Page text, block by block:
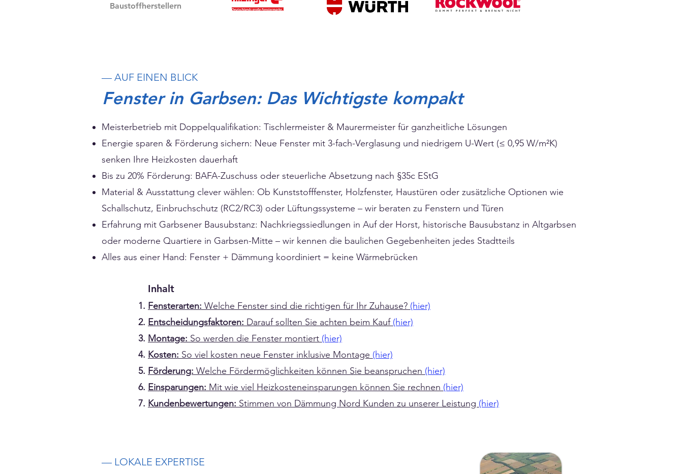
Baustoffherstellern
— AUF EINEN BLICK
Fenster in Garbsen: Das Wichtigste kompakt
Meisterbetrieb mit Doppelqualifikation: Tischlermeister & Maurermeister für ganzheitliche Lösungen
Energie sparen & Förderung sichern: Neue Fenster mit 3-fach-Verglasung und niedrigem U-Wert (≤ 0,95 W/m²K)
senken Ihre Heizkosten dauerhaft
Bis zu 20% Förderung: BAFA-Zuschuss oder steuerliche Absetzung nach §35c EStG
Material & Ausstattung clever wählen: Ob Kunststofffenster, Holzfenster, Haustüren oder zusätzliche Optionen wie
Schallschutz, Einbruchschutz (RC2/RC3) oder Lüftungssysteme – wir beraten zu Fenstern und Türen
Erfahrung mit Garbsener Bausubstanz: Nachkriegssiedlungen in Auf der Horst, historische Bausubstanz in Altgarbsen
oder moderne Quartiere in Garbsen-Mitte – wir kennen die baulichen Gegebenheiten jedes Stadtteils
Alles aus einer Hand: Fenster + Dämmung koordiniert = keine Wärmebrücken
Inhalt
Fensterarten: Welche Fenster sind die richtigen für Ihr Zuhause? (hier)
Entscheidungsfaktoren: Darauf sollten Sie achten beim Kauf (hier)
Montage: So werden die Fenster montiert (hier)
Kosten: So viel kosten neue Fenster inklusive Montage (hier)
Förderung: Welche Fördermöglichkeiten können Sie beanspruchen (hier)
Einsparungen: Mit wie viel Heizkosteneinsparungen können Sie rechnen (hier)
Kundenbewertungen: Stimmen von Dämmung Nord Kunden zu unserer Leistung (hier)
— LOKALE EXPERTISE